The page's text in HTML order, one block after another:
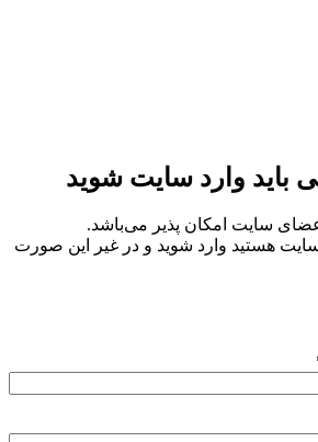
باید وارد سایت شوید
سایت امکان پذیر می‌باشد.
هستید وارد شوید و در غیر این صورت